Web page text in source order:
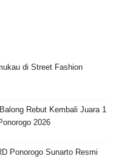
di Street Fashion
Rebut Kembali Juara 1
2026
Ponorogo Sunarto Resmi